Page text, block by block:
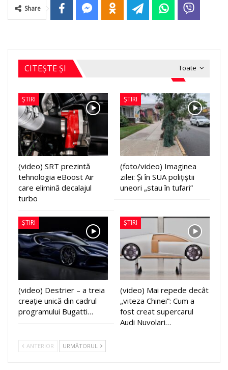
Share
Toate
CITEȘTE ȘI
ȘTIRI
(video) SRT prezintă
tehnologia eBoost Air
care elimină decalajul
turbo
ȘTIRI
(foto/video) Imaginea
zilei: Și în SUA polițiștii
uneori „stau în tufari”
ȘTIRI
(video) Destrier – a treia
creație unică din cadrul
programului Bugatti…
ȘTIRI
(video) Mai repede decât
„viteza Chinei”: Cum a
fost creat supercarul
Audi Nuvolari…
ANTERIOR URMĂTORUL